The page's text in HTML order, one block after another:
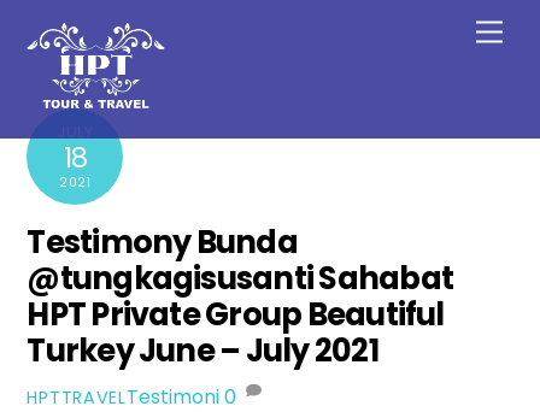
content
JULY
18
2021
Testimony Bunda
@tungkagisusanti Sahabat
HPT Private Group Beautiful
Turkey June – July 2021
HPTTRAVELTestimoni0